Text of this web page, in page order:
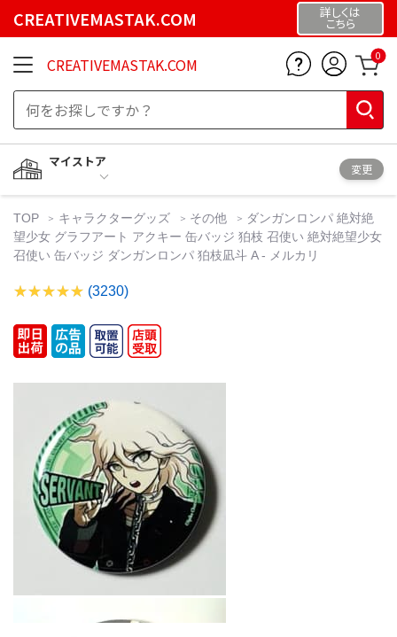
CREATIVEMASTAK.COM 詳しくは
こちら
CREATIVEMASTAK.COM 0
マイストア
変更
TOP キャラクターグッズ その他
ダンガンロンパ 絶対絶
望少女 グラフアート アクキー 缶バッジ 狛枝 召使い 絶対絶望少女
召使い 缶バッジ ダンガンロンパ 狛枝凪斗 A - メルカリ
(3230)